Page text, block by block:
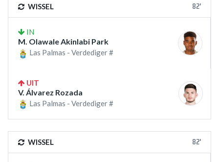
WISSEL 82'
IN
M. Olawale Akinlabi Park
Las Palmas - Verdediger #
UIT
V. Álvarez Rozada
Las Palmas - Verdediger #
WISSEL 82'